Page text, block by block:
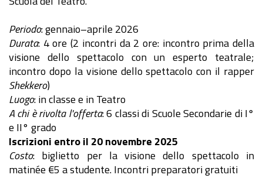
Periodo: gennaio–aprile 2026
Durata: 4 ore (2 incontri da 2 ore: incontro prima della
visione dello spettacolo con un esperto teatrale;
incontro dopo la visione dello spettacolo con il rapper
Shekkero)
Luogo: in classe e in Teatro
A chi è rivolta l'offerta: 6 classi di Scuole Secondarie di I°
e II° grado
Iscrizioni entro il 20 novembre 2025
Costo: biglietto per la visione dello spettacolo in
matinée €5 a studente. Incontri preparatori gratuiti